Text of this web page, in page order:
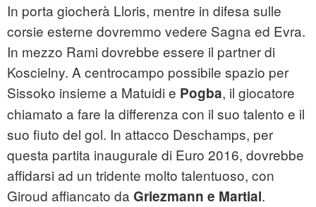
In porta giocherà Lloris, mentre in difesa sulle
corsie esterne dovremmo vedere Sagna ed Evra.
In mezzo Rami dovrebbe essere il partner di
Koscielny. A centrocampo possibile spazio per
Sissoko insieme a Matuidi e Pogba, il giocatore
chiamato a fare la differenza con il suo talento e il
suo fiuto del gol. In attacco Deschamps, per
questa partita inaugurale di Euro 2016, dovrebbe
affidarsi ad un tridente molto talentuoso, con
Giroud affiancato da Griezmann e Martial.